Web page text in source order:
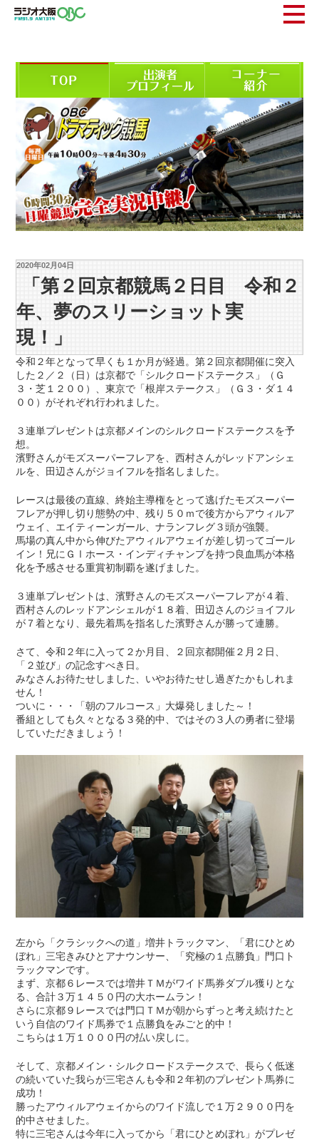
2020年02月04日
「第２回京都競馬２日目 令和２
年、夢のスリーショット実
現！」
令和２年となって早くも１か月が経過。第２回京都開催に突入
した２／２（日）は京都で「シルクロードステークス」（Ｇ
３・芝１２００）、東京で「根岸ステークス」（Ｇ３・ダ１４
００）がそれぞれ行われました。
３連単プレゼントは京都メインのシルクロードステークスを予
想。
濱野さんがモズスーパーフレアを、西村さんがレッドアンシェ
ルを、田辺さんがジョイフルを指名しました。
レースは最後の直線、終始主導権をとって逃げたモズスーパー
フレアが押し切り態勢の中、残り５０ｍで後方からアウィルア
ウェイ、エイティーンガール、ナランフレグ３頭が強襲。
馬場の真ん中から伸びたアウィルアウェイが差し切ってゴール
イン！兄にＧⅠホース・インディチャンプを持つ良血馬が本格
化を予感させる重賞初制覇を遂げました。
３連単プレゼントは、濱野さんのモズスーパーフレアが４着、
西村さんのレッドアンシェルが１８着、田辺さんのジョイフル
が７着となり、最先着馬を指名した濱野さんが勝って連勝。
さて、令和２年に入って２か月目、２回京都開催２月２日、
「２並び」の記念すべき日。
みなさんお待たせしました、いやお待たせし過ぎたかもしれま
せん！
ついに・・・「朝のフルコース」大爆発しました～！
番組としても久々となる３発的中、ではその３人の勇者に登場
していただきましょう！
左から「クラシックへの道」増井トラックマン、「君にひとめ
ぼれ」三宅きみひとアナウンサー、「究極の１点勝負」門口ト
ラックマンです。
まず、京都６レースでは増井ＴＭがワイド馬券ダブル獲りとな
る、合計３万１４５０円の大ホームラン！
さらに京都９レースでは門口ＴＭが朝からずっと考え続けたと
いう自信のワイド馬券で１点勝負をみごと的中！
こちらは１万１０００円の払い戻しに。
そして、京都メイン・シルクロードステークスで、長らく低迷
の続いていた我らが三宅さんも令和２年初のプレゼント馬券に
成功！
勝ったアウィルアウェイからのワイド流しで１万２９００円を
的中させました。
特に三宅さんは今年に入ってから「君にひとめぼれ」がプレゼ